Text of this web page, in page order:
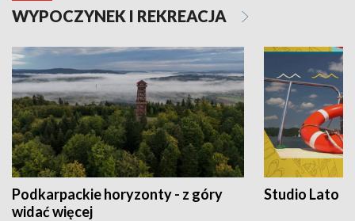
WYPOCZYNEK I REKREACJA
Podkarpackie horyzonty - z góry
widać więcej
Studio Lato